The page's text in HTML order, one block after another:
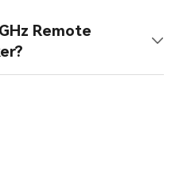
Remote